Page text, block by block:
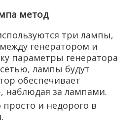
метод
три лампы,
генератором и
параметры генератора
лампы будут
обеспечивает
наблюдая за лампами.
просто и недорого в